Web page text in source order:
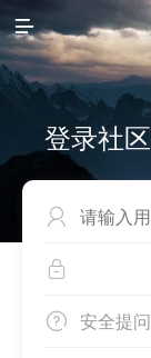

登录社区


 安全提